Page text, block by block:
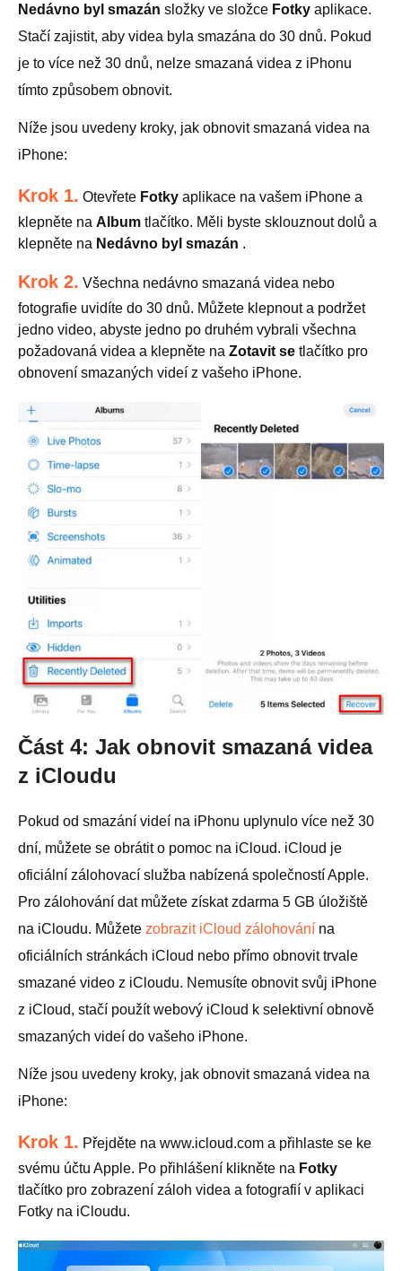
Nedávno byl smazán složky ve složce Fotky aplikace.
Stačí zajistit, aby videa byla smazána do 30 dnů. Pokud
je to více než 30 dnů, nelze smazaná videa z iPhonu
tímto způsobem obnovit.
Níže jsou uvedeny kroky, jak obnovit smazaná videa na
iPhone:
Krok 1. Otevřete Fotky aplikace na vašem iPhone a
klepněte na Album tlačítko. Měli byste sklouznout dolů a
klepněte na Nedávno byl smazán .
Krok 2. Všechna nedávno smazaná videa nebo
fotografie uvidíte do 30 dnů. Můžete klepnout a podržet
jedno video, abyste jedno po druhém vybrali všechna
požadovaná videa a klepněte na Zotavit se tlačítko pro
obnovení smazaných videí z vašeho iPhone.
Část 4: Jak obnovit smazaná videa
z iCloudu
Pokud od smazání videí na iPhonu uplynulo více než 30
dní, můžete se obrátit o pomoc na iCloud. iCloud je
oficiální zálohovací služba nabízená společností Apple.
Pro zálohování dat můžete získat zdarma 5 GB úložiště
na iCloudu. Můžete zobrazit iCloud zálohování na
oficiálních stránkách iCloud nebo přímo obnovit trvale
smazané video z iCloudu. Nemusíte obnovit svůj iPhone
z iCloud, stačí použít webový iCloud k selektivní obnově
smazaných videí do vašeho iPhone.
Níže jsou uvedeny kroky, jak obnovit smazaná videa na
iPhone:
Krok 1. Přejděte na www.icloud.com a přihlaste se ke
svému účtu Apple. Po přihlášení klikněte na Fotky
tlačítko pro zobrazení záloh videa a fotografií v aplikaci
Fotky na iCloudu.